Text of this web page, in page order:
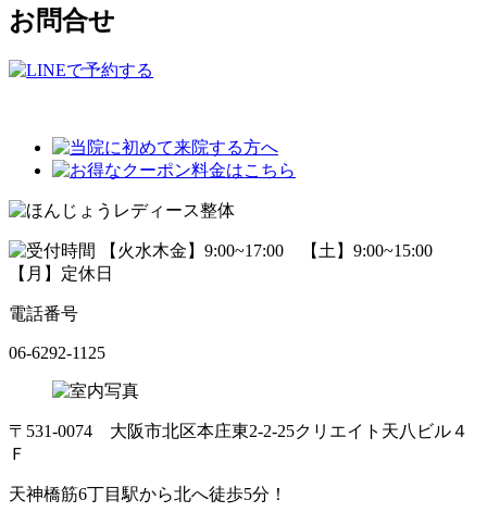
お問合せ
電話番号
06-6292-1125
〒531-0074 大阪市北区本庄東2-2-25クリエイト天八ビル４
Ｆ
天神橋筋6丁目駅から北へ徒歩5分！